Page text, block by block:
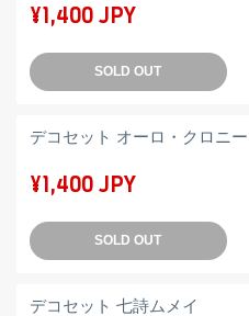
¥1,400 JPY
SOLD OUT
デコセット オーロ・クロニー
¥1,400 JPY
SOLD OUT
デコセット 七詩ムメイ